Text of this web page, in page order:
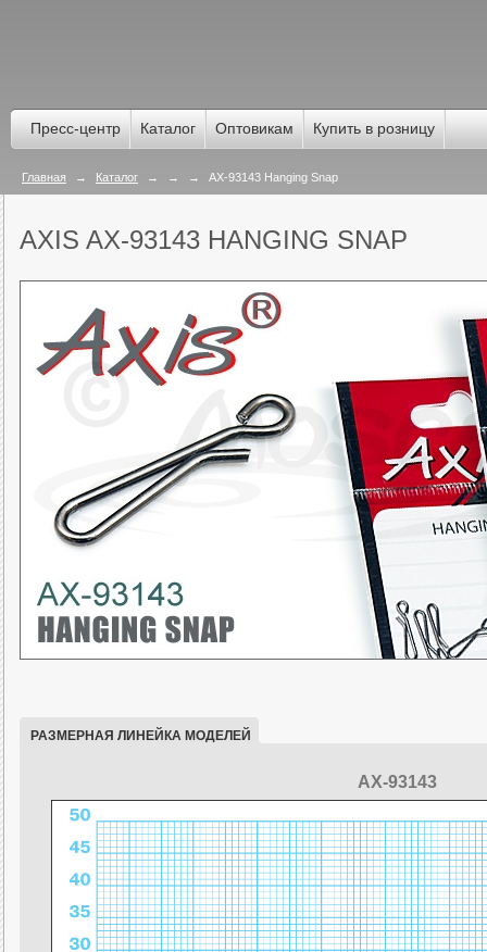
Пресс-центр Каталог Оптовикам Купить в розницу
Главная → Каталог → → → AX-93143 Hanging Snap
AXIS AX-93143 HANGING SNAP
РАЗМЕРНАЯ ЛИНЕЙКА МОДЕЛЕЙ
AX-93143